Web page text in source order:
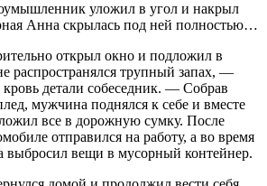
уложил в угол и накрыл
Анна скрылась под ней полностью…
открыл окно и подложил в
распространялся трупный запах, —
детали собеседник. — Собрав
мужчина поднялся к себе и вместе
все в дорожную сумку. После
отправился на работу, а во время
выбросил вещи в мусорный контейнер.